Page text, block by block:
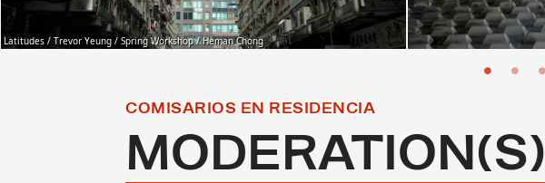
Latitudes / Trevor Yeung / Spring Workshop / Heman Chong
COMISARIOS EN RESIDENCIA
MODERATION(S)